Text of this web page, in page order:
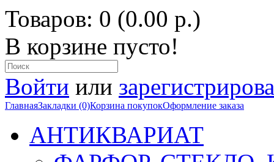
Товаров: 0 (0.00 р.)
В корзине пусто!
Войти или
ГлавнаяЗакладки (0)Корзина покупокОформление заказа
АНТИКВАРИАТ